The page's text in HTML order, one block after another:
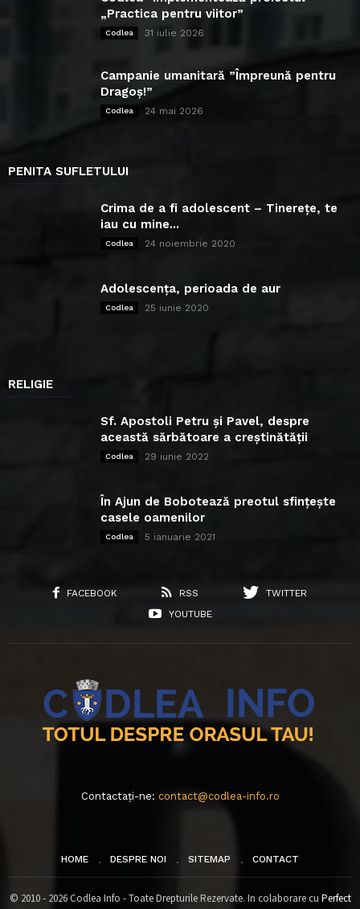
„Practica pentru viitor”
Codlea 31 iulie 2026
Campanie umanitară ”Împreună pentru
Dragoș!”
Codlea 24 mai 2026
PENITA SUFLETULUI
Crima de a fi adolescent – Tinerețe, te
iau cu mine...
Codlea 24 noiembrie 2020
Adolescența, perioada de aur
Codlea 25 iunie 2020
RELIGIE
Sf. Apostoli Petru și Pavel, despre
această sărbătoare a creștinătății
Codlea 29 iunie 2022
În Ajun de Bobotează preotul sfințește
casele oamenilor
Codlea 5 ianuarie 2021
FACEBOOK RSS
TWITTER
YOUTUBE
Contactați-ne: contact@codlea-info.ro
HOME DESPRE NOI SITEMAP CONTACT
© 2010 - 2026 Codlea Info - Toate Drepturile Rezervate. In colaborare cu Perfect